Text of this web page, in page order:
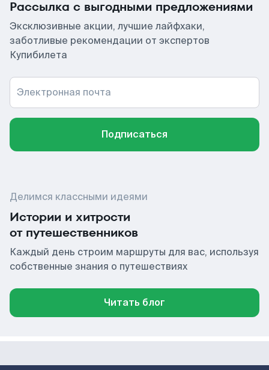
Рассылка с выгодными предложениями
Эксклюзивные акции, лучшие лайфхаки,
заботливые рекомендации от экспертов
Купибилета
Электронная почта
Подписаться
Делимся классными идеями
Истории и хитрости
от путешественников
Каждый день строим маршруты для вас, используя
собственные знания о путешествиях
Читать блог